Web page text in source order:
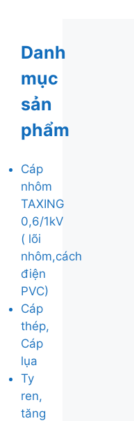
Danh
mục
sản
phẩm
Cáp
nhôm
TAXING
0,6/1kV
( lõi
nhôm,cách
điện
PVC)
Cáp
thép,
Cáp
lụa
Ty
ren,
tăng